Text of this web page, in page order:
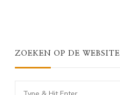
ZOEKEN OP DE WEBSITE
Looking